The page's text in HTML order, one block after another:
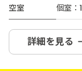
空室
個室：1
詳細を見る